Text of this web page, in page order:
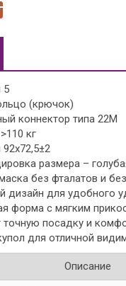
5
(крючок)
коннектор типа 22M
кг
размера –
без фталатов и
дизайн для удобного
форма с мягким
точную посадку и
для отличной
Описание